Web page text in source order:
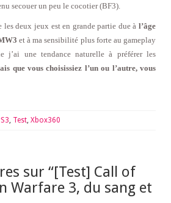
secouer un peu le cocotier (BF3).
deux jeux est en grande partie due à l’âge
et à ma sensibilité plus forte au gameplay
j’ai une tendance naturelle à préférer les
que vous choisissiez l’un ou l’autre, vous
Test Xbox360
sur “[Test] Call of
Warfare 3, du sang et